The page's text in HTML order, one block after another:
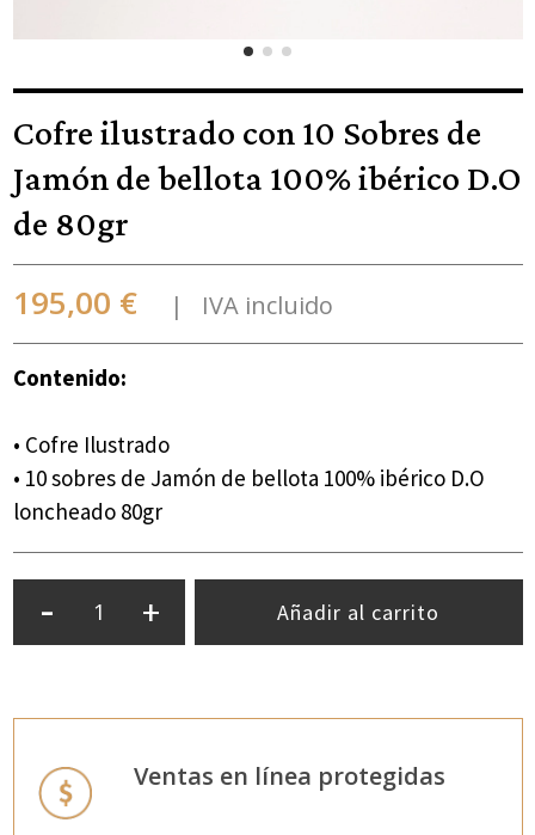
Cofre ilustrado con 10 Sobres de
Jamón de bellota 100% ibérico D.O
de 80gr
195,00 € IVA incluido
Contenido:
• Cofre Ilustrado
• 10 sobres de Jamón de bellota 100% ibérico D.O
loncheado 80gr
- + Añadir al carrito
Ventas en línea protegidas